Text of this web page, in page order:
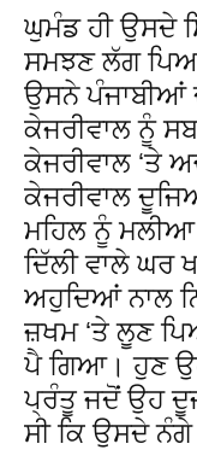
ਘੁਮੰਡ ਹੀ ਉਸਦੇ
ਸਮਝਣ ਲੱਗ ਪਿਆ
ਉਸਨੇ ਪੰਜਾਬੀਆਂ
ਕੇਜਰੀਵਾਲ ਨੂੰ
ਕੇਜਰੀਵਾਲ ‘ਤੇ
ਕੇਜਰੀਵਾਲ
ਮਹਿਲ ਨੂੰ ਮਲੀਆ
ਦਿੱਲੀ ਵਾਲੇ ਘਰ
ਅਹੁਦਿਆਂ ਨਾਲ
ਜ਼ਖਮ ‘ਤੇ ਲੂਣ
ਪੈ ਗਿਆ। ਹੁਣ ਉਹ
ਪ੍ਰੰਤੂ ਜਦੋਂ ਉਹ
ਸੀ ਕਿ ਉਸਦੇ ਨੰਗੇ